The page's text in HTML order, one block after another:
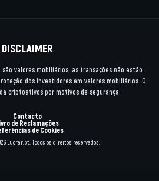
DISCLAIMER
valores mobiliários; as transações não estão
dos investidores em valores mobiliários. O
criptoativos por motivos de segurança.
Contacto
de Reclamações
de Cookies
Lucrar.pt. Todos os direitos reservados.